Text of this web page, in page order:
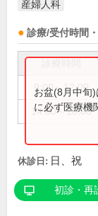
産婦人科
診療/受付時間
9:00～12:00
14:00～18:00
お盆(8月中旬
に必ず医療機
休診日: 日、祝
初診・再